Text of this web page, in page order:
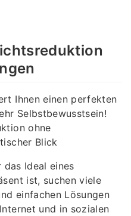
Ihnen einen perfekten
Selbstbewusstsein!
ohne
Blick
das Ideal eines
ist, suchen viele
einfachen Lösungen
und in sozialen